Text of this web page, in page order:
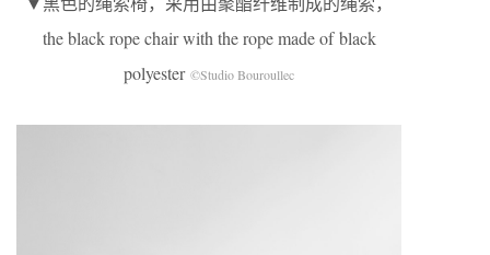
the black rope chair with the rope made of black
polyester ©Studio Bouroullec